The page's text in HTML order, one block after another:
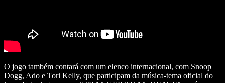
O jogo também contará com um elenco internacional, com Snoop
Dogg, Ado e Tori Kelly, que participam da música-tema oficial do